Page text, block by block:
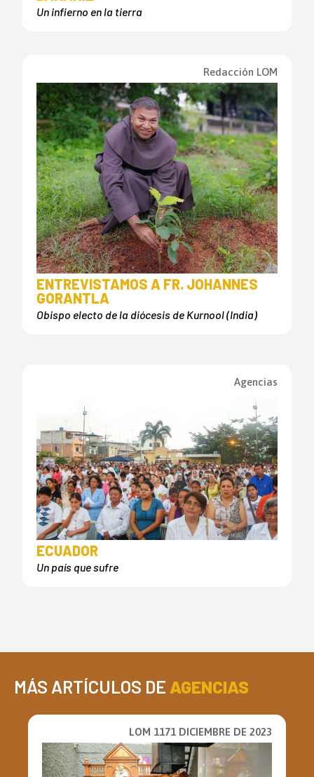
Un infierno en la tierra
Redacción LOM
ENTREVISTAMOS A FR. JOHANNES
GORANTLA
Obispo electo de la diócesis de Kurnool (India)
Agencias
ECUADOR
Un país que sufre
MÁS ARTÍCULOS DE AGENCIAS
LOM 1171 DICIEMBRE DE 2023